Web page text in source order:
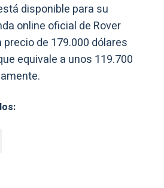
disponible para su
online oficial de Rover
precio de 179.000 dólares
equivale a unos 119.700